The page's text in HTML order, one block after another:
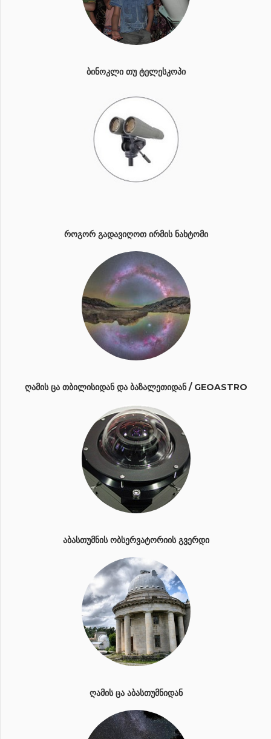
ᲑᲘᲜᲝᲙᲚᲘ ᲗᲣ ᲢᲔᲚᲔᲡᲙᲝᲞᲘ
ᲠᲝᲒᲝᲠ ᲒᲐᲓᲐᲕᲘᲦᲝᲗ ᲘᲠᲛᲘᲡ ᲜᲐᲮᲢᲝᲛᲘ
ᲦᲐᲛᲘᲡ ᲪᲐ ᲗᲑᲘᲚᲘᲡᲘᲓᲐᲜ ᲓᲐ ᲑᲐᲖᲐᲚᲔᲗᲘᲓᲐᲜ / GEOASTRO
ᲐᲑᲐᲡᲗᲣᲛᲜᲘᲡ ᲝᲑᲡᲔᲠᲕᲐᲢᲝᲠᲘᲘᲡ ᲒᲕᲔᲠᲓᲘ
ᲦᲐᲛᲘᲡ ᲪᲐ ᲐᲑᲐᲡᲗᲣᲛᲜᲘᲓᲐᲜ